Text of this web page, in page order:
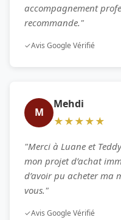
accompagnement
recommande."
✓Avis Google Vérifié
M
Mehdi
★★★★★
"Merci à Luane et
mon projet d’achat
d’avoir pu acheter ma
vous."
✓Avis Google Vérifié